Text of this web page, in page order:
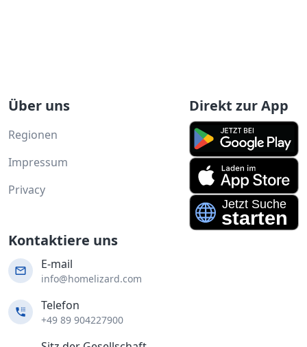
Über uns
Regionen
Impressum
Privacy
Direkt zur App
Kontaktiere uns
E-mail
info@homelizard.com
Telefon
+49 89 904227900